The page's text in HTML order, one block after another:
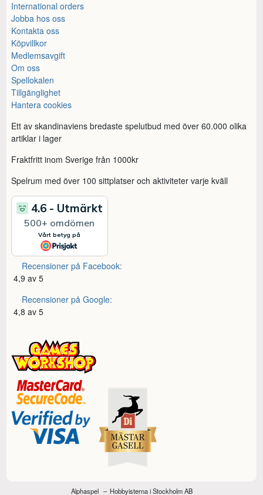
International orders
Jobba hos oss
Kontakta oss
Köpvillkor
Medlemsavgift
Om oss
Spellokalen
Tillgänglighet
Hantera cookies
Ett av skandinaviens bredaste spelutbud med över 60.000 olika
artiklar i lager
Fraktfritt inom Sverige från 1000kr
Spelrum med över 100 sittplatser och aktiviteter varje kväll
Recensioner på Facebook:
4,9 av 5
Recensioner på Google:
4,8 av 5
Alphaspel Hobbyisterna i Stockholm AB